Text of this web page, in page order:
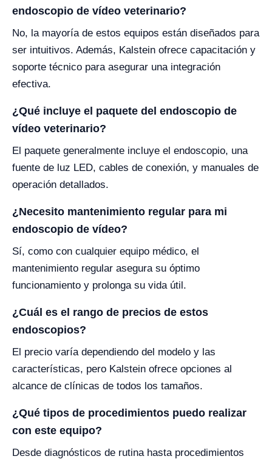
endoscopio de vídeo veterinario?
No, la mayoría de estos equipos están diseñados para
ser intuitivos. Además, Kalstein ofrece capacitación y
soporte técnico para asegurar una integración
efectiva.
¿Qué incluye el paquete del endoscopio de
vídeo veterinario?
El paquete generalmente incluye el endoscopio, una
fuente de luz LED, cables de conexión, y manuales de
operación detallados.
¿Necesito mantenimiento regular para mi
endoscopio de vídeo?
Sí, como con cualquier equipo médico, el
mantenimiento regular asegura su óptimo
funcionamiento y prolonga su vida útil.
¿Cuál es el rango de precios de estos
endoscopios?
El precio varía dependiendo del modelo y las
características, pero Kalstein ofrece opciones al
alcance de clínicas de todos los tamaños.
¿Qué tipos de procedimientos puedo realizar
con este equipo?
Desde diagnósticos de rutina hasta procedimientos